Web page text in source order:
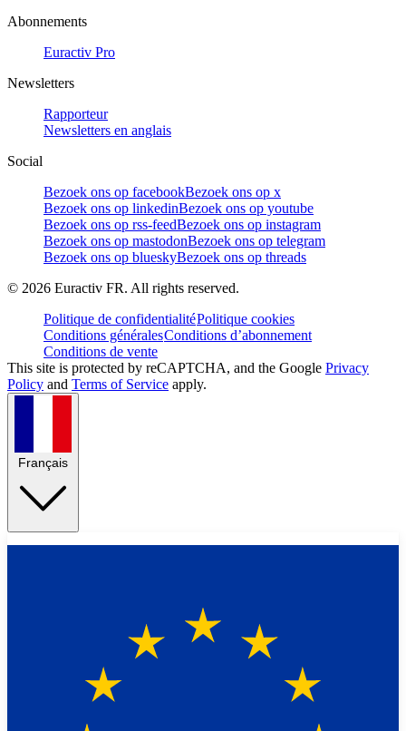
Abonnements
Euractiv Pro
Newsletters
Rapporteur
Newsletters en anglais
Social
Bezoek ons op facebookBezoek ons op x
Bezoek ons op linkedinBezoek ons op youtube
Bezoek ons op rss-feedBezoek ons op instagram
Bezoek ons op mastodonBezoek ons op telegram
Bezoek ons op blueskyBezoek ons op threads
© 2026 Euractiv FR. All rights reserved.
Politique de confidentialitéPolitique cookies
Conditions généralesConditions d’abonnement
Conditions de vente
This site is protected by reCAPTCHA, and the Google Privacy
Policy and Terms of Service apply.
Français